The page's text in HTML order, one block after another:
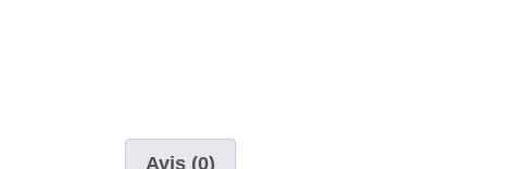
Avis (0)